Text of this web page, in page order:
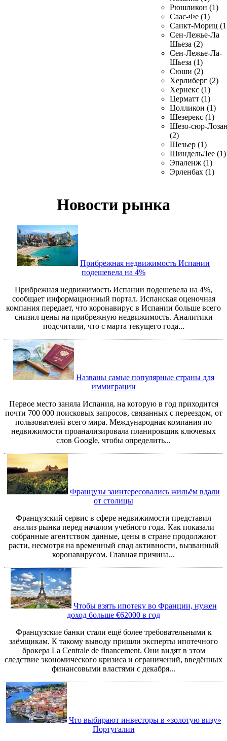
Рюшликон (1)
Саас-Фе (1)
Санкт-Мориц
Сен-Лежье-Ла
Шьеза (2)
Сен-Лежье-Ла-
Шьеза (1)
Сюши (2)
Херлиберг (2)
Хернекс (1)
Церматт (1)
Цолликон (1)
Шезерекс (1)
Шезо-сюр-
(2)
Шезьер (1)
ШиндельЛее (1)
Эпаленж (1)
Эрленбах (1)
Новости рынка
Прибрежная недвижимость Испании
подешевела на 4%
Прибрежная недвижимость Испании подешевела на 4%,
сообщает информационный портал. Испанская оценочная
компания передает, что коронавирус в Испании больше всего
снизил цены на прибрежную недвижимость. Аналитики
подсчитали, что с марта текущего года...
Названы самые популярные страны для
иммиграции
Первое место заняла Испания, на которую в год приходится
почти 700 000 поисковых запросов, связанных с переездом, от
пользователей всего мира. Международная компания по
недвижимости проанализировала планировщик ключевых
слов Google, чтобы определить...
Французы заинтересовались жильём вдали
от столицы
Французский сервис в сфере недвижимости представил
анализ рынка перед началом учебного года. Как показали
собранные агентством данные, цены в стране продолжают
расти, несмотря на временный спад активности, вызванный
коронавирусом. Главная причина...
Чтобы взять ипотеку во Франции, нужен
доход больше €62000 в год
Французские банки стали ещё более требовательными к
заёмщикам. К такому выводу пришли эксперты ипотечного
брокера La Centrale de financement. Они видят в этом
следствие экономического кризиса и ограничений, введённых
финансовыми властями с декабря...
Что выбирают инвесторы в «золотую визу»
Португалии